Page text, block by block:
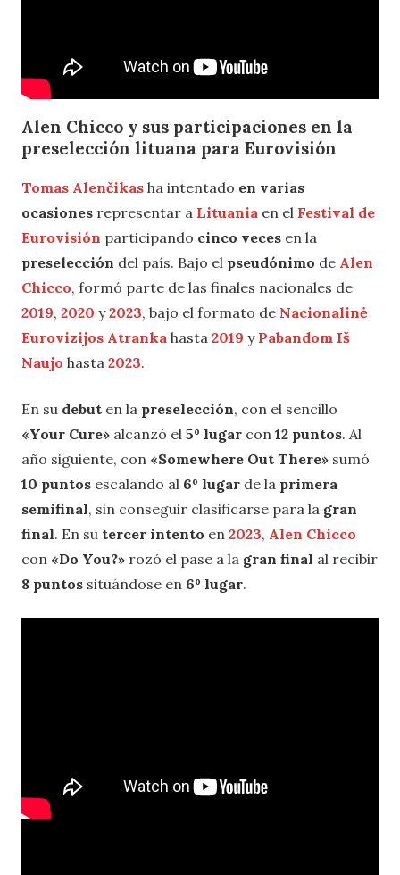
Alen Chicco y sus participaciones en la
preselección lituana para Eurovisión
Tomas Alenčikas ha intentado en varias
ocasiones representar a Lituania en el Festival de
Eurovisión participando cinco veces en la
preselección del país. Bajo el pseudónimo de Alen
Chicco, formó parte de las finales nacionales de
2019, 2020 y2023, bajo el formato de Nacionalinė
Eurovizijos Atranka hasta 2019 y Pabandom Iš
Naujo hasta 2023.
En su debut en la preselección, con el sencillo
«Your Cure» alcanzó el 5º lugar con 12 puntos. Al
año siguiente, con «Somewhere Out There» sumó
10 puntos escalando al 6º lugar de la primera
semifinal, sin conseguir clasificarse para la gran
final. En su tercer intento en 2023, Alen Chicco
con «Do You?» rozó el pase a la gran final al recibir
8 puntos situándose en 6º lugar.